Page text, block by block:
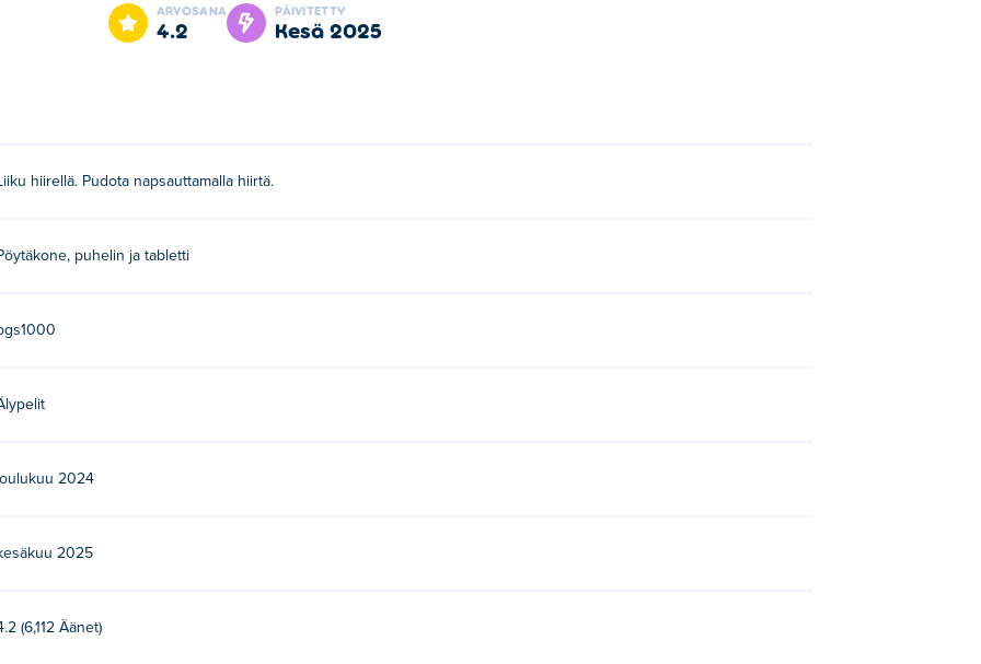
pysyy selkeänä ja tähtää äärimmäiseen mega-emojiin! Voitko luoda kaikkien aikojen suurimman
mobiililaitteilla, kuten puhelimilla ja tableteilla.
ARVOSANA
4.2
PÄIVITETTY
kesä 2025
hiirellä. Pudota napsauttamalla hiirtä.
puhelin ja tabletti
2024
2025
(6,112 Äänet)